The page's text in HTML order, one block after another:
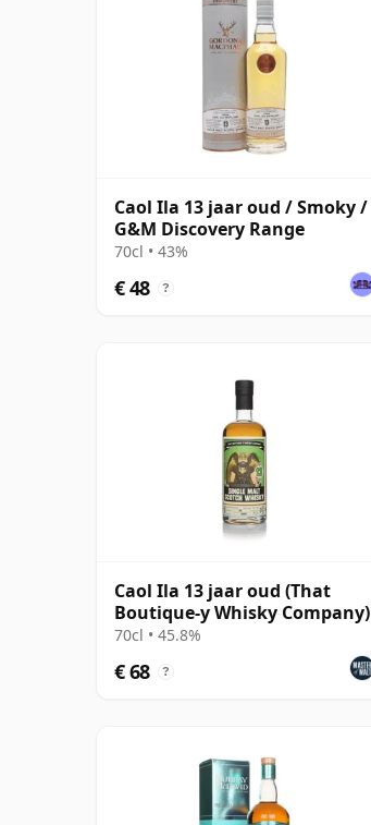
Caol Ila 13 jaar oud / Smoky /
G&M Discovery Range
70cl • 43%
€ 48 ?
Caol Ila 13 jaar oud (That
Boutique-y Whisky Company)
70cl • 45.8%
€ 68 ?